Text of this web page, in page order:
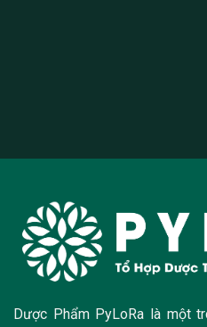
Dược Phẩm PyLoRa là một